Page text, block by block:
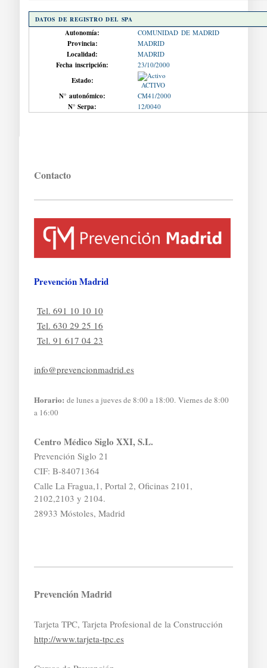
DATOS DE REGISTRO DEL SPA
Autonomía: COMUNIDAD DE MADRID
Provincia: MADRID
Localidad: MADRID
Fecha inscripción: 23/10/2000
Estado: ACTIVO
N° autonómico: CM41/2000
N° Serpa: 12/0040
Contacto
Prevención Madrid
Tel. 691 10 10 10
Tel. 630 29 25 16
Tel. 91 617 04 23
info@prevencionmadrid.es
Horario: de lunes a jueves de 8:00 a 18:00. Viernes de 8:00
a 16:00
Centro Médico Siglo XXI, S.L.
Prevención Siglo 21
CIF: B-84071364
Calle La Fragua,1, Portal 2, Oficinas 2101,
2102,2103 y 2104.
28933 Móstoles, Madrid
Prevención Madrid
Tarjeta TPC, Tarjeta Profesional de la Construcción
http://www.tarjeta-tpc.es